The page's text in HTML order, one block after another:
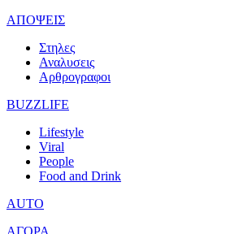
ΑΠΟΨΕΙΣ
Στηλες
Αναλυσεις
Αρθρογραφοι
BUZZLIFE
Lifestyle
Viral
People
Food and Drink
AUTO
ΑΓΟΡΑ